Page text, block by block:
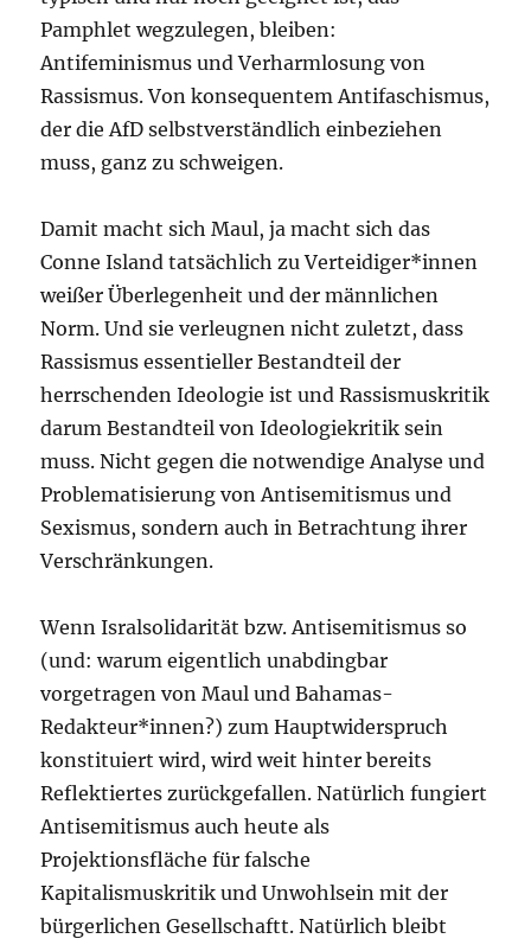
Pamphlet wegzulegen, bleiben:
Antifeminismus und Verharmlosung von
Rassismus. Von konsequentem Antifaschismus,
der die AfD selbstverständlich einbeziehen
muss, ganz zu schweigen.
Damit macht sich Maul, ja macht sich das
Conne Island tatsächlich zu Verteidiger*innen
weißer Überlegenheit und der männlichen
Norm. Und sie verleugnen nicht zuletzt, dass
Rassismus essentieller Bestandteil der
herrschenden Ideologie ist und Rassismuskritik
darum Bestandteil von Ideologiekritik sein
muss. Nicht gegen die notwendige Analyse und
Problematisierung von Antisemitismus und
Sexismus, sondern auch in Betrachtung ihrer
Verschränkungen.
Wenn Isralsolidarität bzw. Antisemitismus so
(und: warum eigentlich unabdingbar
vorgetragen von Maul und Bahamas-
Redakteur*innen?) zum Hauptwiderspruch
konstituiert wird, wird weit hinter bereits
Reflektiertes zurückgefallen. Natürlich fungiert
Antisemitismus auch heute als
Projektionsfläche für falsche
Kapitalismuskritik und Unwohlsein mit der
bürgerlichen Gesellschaftt. Natürlich bleibt